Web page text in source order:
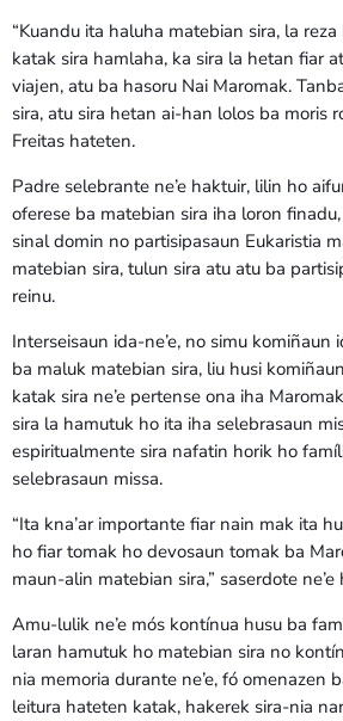
“Kuandu ita haluha matebian sira, la
katak sira hamlaha, ka sira la hetan fiar
viajen, atu ba hasoru Nai Maromak.
sira, atu sira hetan ai-han lolos ba moris
Freitas hateten.
Padre selebrante ne’e haktuir, lilin ho
oferese ba matebian sira iha loron
sinal domin no partisipasaun Eukaristia
matebian sira, tulun sira atu atu ba
reinu.
Interseisaun ida-ne’e, no simu komiñaun
ba maluk matebian sira, liu husi
katak sira ne’e pertense ona iha
sira la hamutuk ho ita iha selebrasaun
espiritualmente sira nafatin horik ho
selebrasaun missa.
“Ita kna’ar importante fiar nain mak ita
ho fiar tomak ho devosaun tomak ba
maun-alin matebian sira,” saserdote ne’e
Amu-lulik ne’e mós kontínua husu ba
laran hamutuk ho matebian sira no
nia memoria durante ne’e, fó omenazen
leitura hateten katak, hakerek sira-nia